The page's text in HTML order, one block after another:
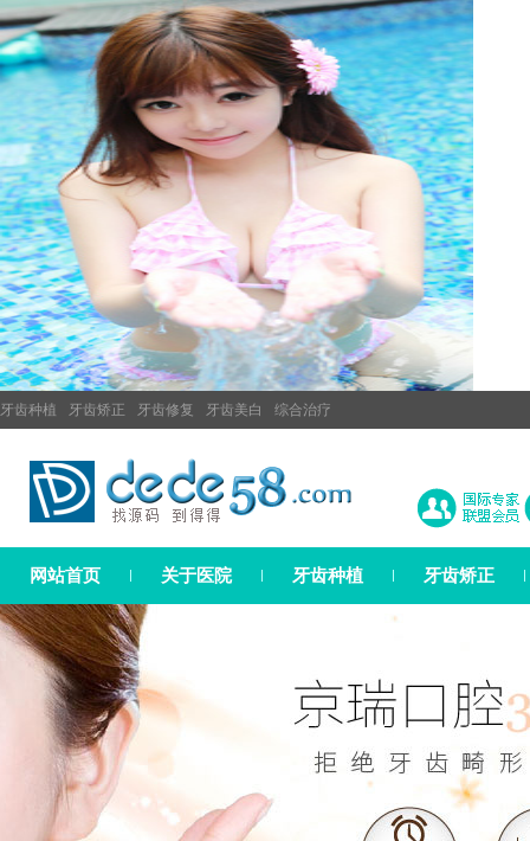
牙齿种植 牙齿矫正 牙齿修复 牙齿美白 综合治疗
网站首页 关于医院 牙齿种植 牙齿矫正